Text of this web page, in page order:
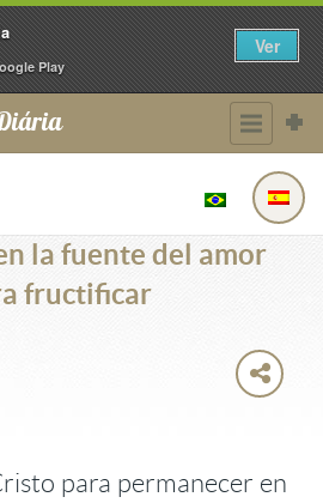
Play
Ver
la fuente del amor
fructificar
para permanecer en